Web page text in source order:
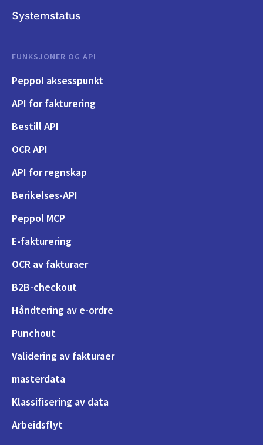
Systemstatus
FUNKSJONER OG API
Peppol aksesspunkt
API for fakturering
Bestill API
OCR API
API for regnskap
Berikelses-API
Peppol MCP
E-fakturering
OCR av fakturaer
B2B-checkout
Håndtering av e-ordre
Punchout
Validering av fakturaer
masterdata
Klassifisering av data
Arbeidsflyt